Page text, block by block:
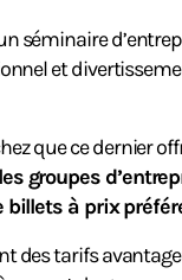
séminaire
et
que ce dernier
groupes
billets à prix
des tarifs